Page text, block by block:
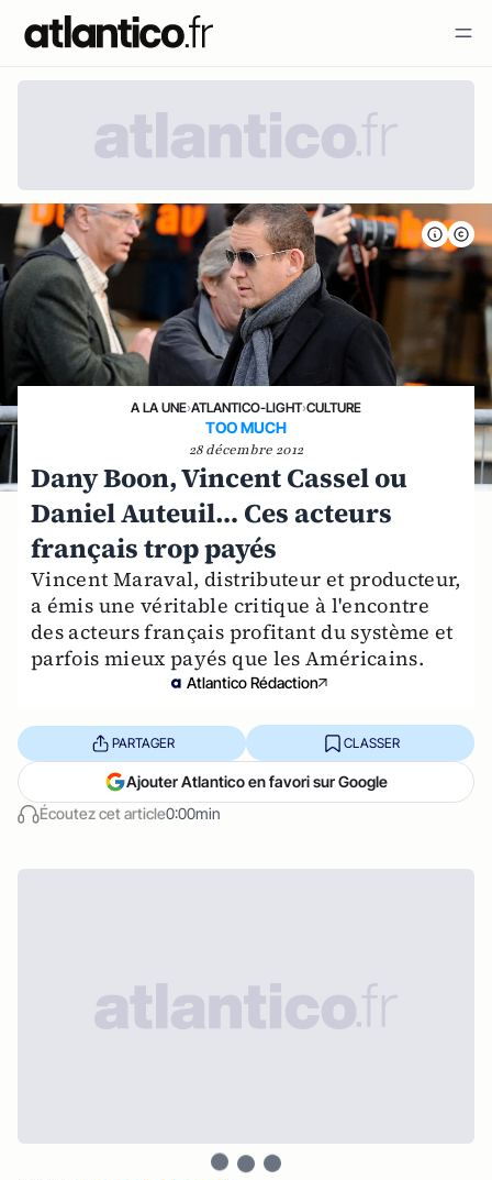
A LA UNE›ATLANTICO-LIGHT›CULTURE
TOO MUCH
28 décembre 2012
Dany Boon, Vincent Cassel ou
Daniel Auteuil… Ces acteurs
français trop payés
Vincent Maraval, distributeur et producteur,
a émis une véritable critique à l'encontre
des acteurs français profitant du système et
parfois mieux payés que les Américains.
Atlantico Rédaction
Écoutez cet article0:00min
PARTAGER CLASSER
Ajouter Atlantico en favori sur Google